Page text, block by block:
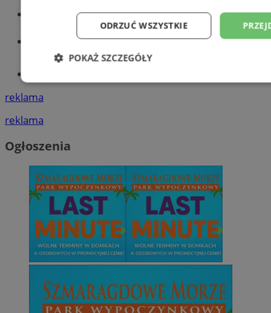
Wiadomości kryminalne w Orzeszu
Wiadomości lokalne
reklama
reklama
Ogłoszenia
ODRZUĆ WSZYSTKIE
POKAŻ SZCZEGÓŁY
Niezbędne Wydajność
Niezbędne Wydajność Targetowanie
Niezbędne pliki cookie umożliwiają korzystanie z podstawowych
takich jak logowanie użytkownika i zarządzanie kontem. Bez
można prawidłowo korzystać ze strony internetowej.
Domena
SessID
orzesze.com.pl